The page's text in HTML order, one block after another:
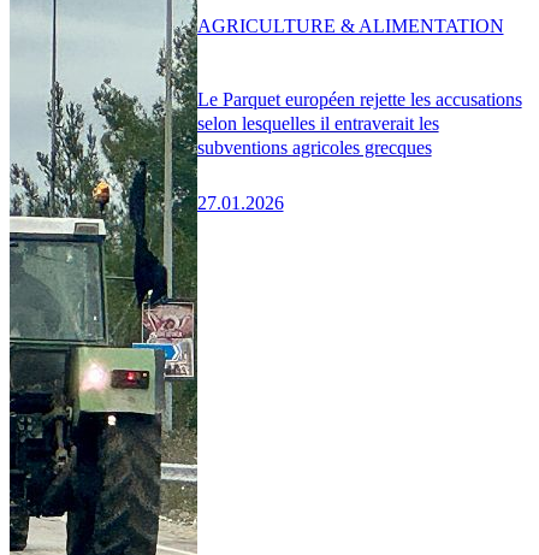
Le Parquet européen rejette les accusations
selon lesquelles il entraverait les
subventions agricoles grecques
27.01.2026
AGRICULTURE & ALIMENTATION